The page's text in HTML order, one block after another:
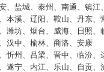
、盐城、泰州、南通、镇江
本溪、辽阳、鞍山、丹东
潍坊、烟台、威海、日照
汉中、榆林、商洛、安康
忻州、吕梁、晋中、临汾、
遂宁、内江、乐山、自贡